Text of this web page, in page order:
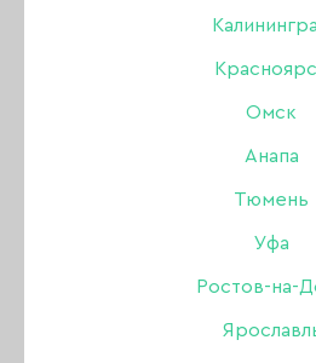
Омск
Анапа
Тюмень
Уфа
Ростов-на-
Акригель
Gel 23 с
мл (тюбик)